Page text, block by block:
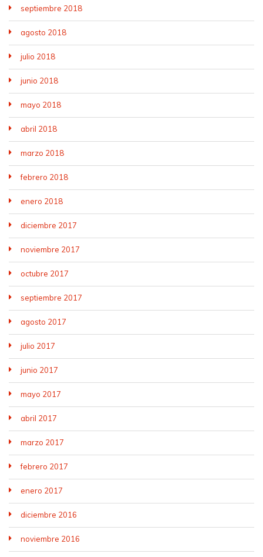
septiembre 2018
agosto 2018
julio 2018
junio 2018
mayo 2018
abril 2018
marzo 2018
febrero 2018
enero 2018
diciembre 2017
noviembre 2017
octubre 2017
septiembre 2017
agosto 2017
julio 2017
junio 2017
mayo 2017
abril 2017
marzo 2017
febrero 2017
enero 2017
diciembre 2016
noviembre 2016